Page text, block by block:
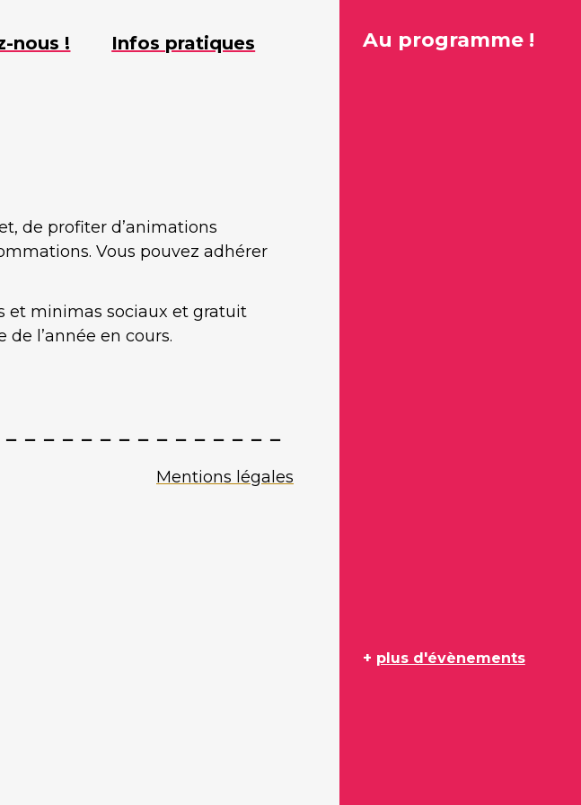
nous ! Infos pratiques
de profiter d’animations
Vous pouvez adhérer
et minimas sociaux et gratuit
de l’année en cours.
Mentions légales
Au programme !
+ plus d'évènements